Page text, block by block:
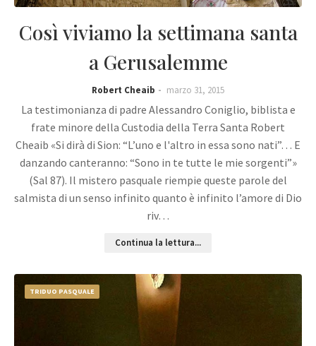
Così viviamo la settimana santa
a Gerusalemme
Robert Cheaib marzo 31, 2015
La testimonianza di padre Alessandro Coniglio, biblista e
frate minore della Custodia della Terra Santa Robert
Cheaib «Si dirà di Sion: “L’uno e l'altro in essa sono nati”… E
danzando canteranno: “Sono in te tutte le mie sorgenti”»
(Sal 87). Il mistero pasquale riempie queste parole del
salmista di un senso infinito quanto è infinito l’amore di Dio
riv…
Continua la lettura...
TRIDUO PASQUALE